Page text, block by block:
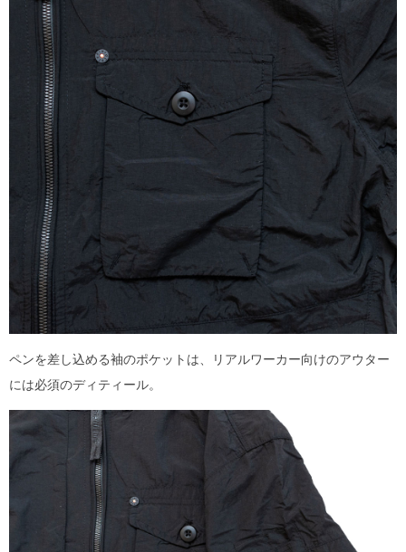
ペンを差し込める袖のポケットは、リアルワーカー向けのアウター
には必須のディティール。